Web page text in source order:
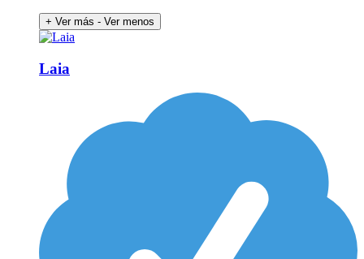
+ Ver más - Ver menos
Laia